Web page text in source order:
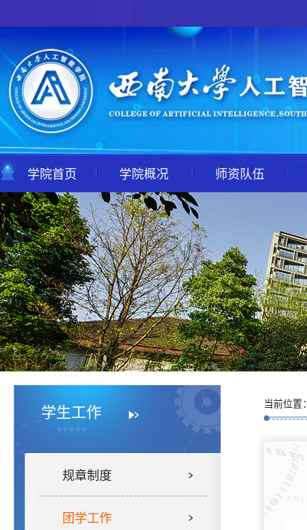
学院首页 学院概况 师资队伍
学生工作
规章制度
团学工作
当前位置